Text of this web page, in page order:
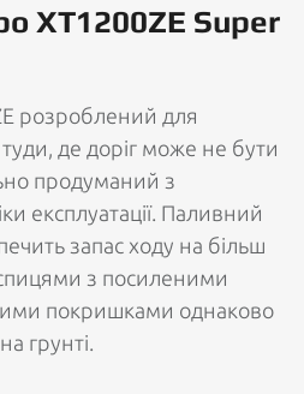
XT1200ZE Super
розроблений для
де доріг може не бути
продуманий з
експлуатації. Паливний
запас ходу на більш
з посиленими
покришками однаково
грунті.